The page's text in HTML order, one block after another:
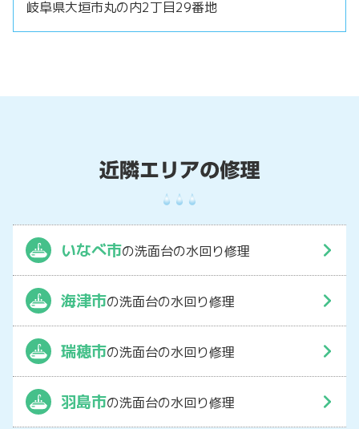
岐阜県大垣市丸の内2丁目29番地
いなべ市の洗面台の水回り修理
海津市の洗面台の水回り修理
瑞穂市の洗面台の水回り修理
羽島市の洗面台の水回り修理